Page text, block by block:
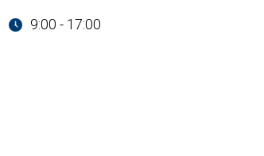
9:00 - 17:00